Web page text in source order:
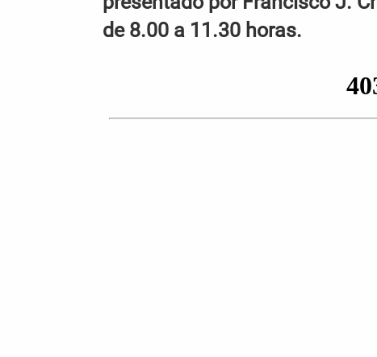
de 8.00 a 11.30 horas.